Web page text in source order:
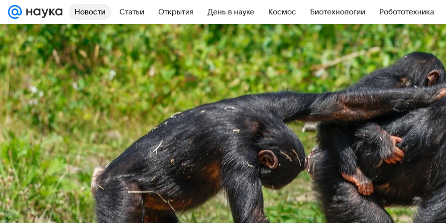
Новости Статьи Открытия День в науке Космос Биотехнологии Робототехника